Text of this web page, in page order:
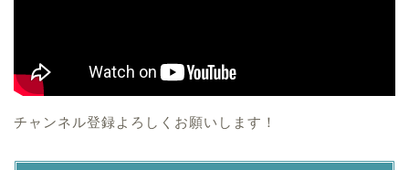
チャンネル登録よろしくお願いします！